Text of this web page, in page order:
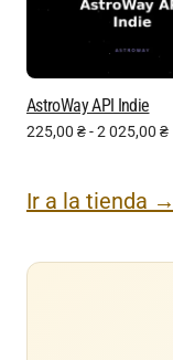
AstroWay API Indie
225,00 ₴-2 025,00 ₴
Ir a la tienda →